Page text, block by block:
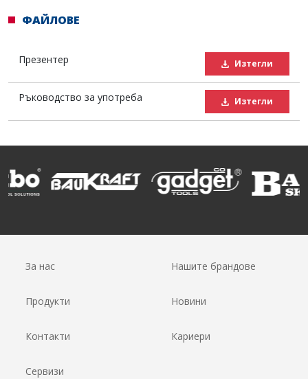
ФАЙЛОВЕ
Презентер Изтегли
Ръководство за употреба Изтегли
За нас Нашите брандове
Продукти Новини
Контакти Кариери
Сервизи